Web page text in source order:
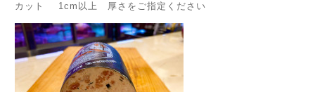
カット 1cm以上 厚さをご指定ください